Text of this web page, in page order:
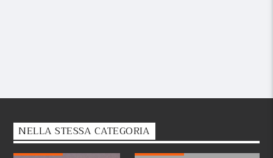
NELLA STESSA CATEGORIA